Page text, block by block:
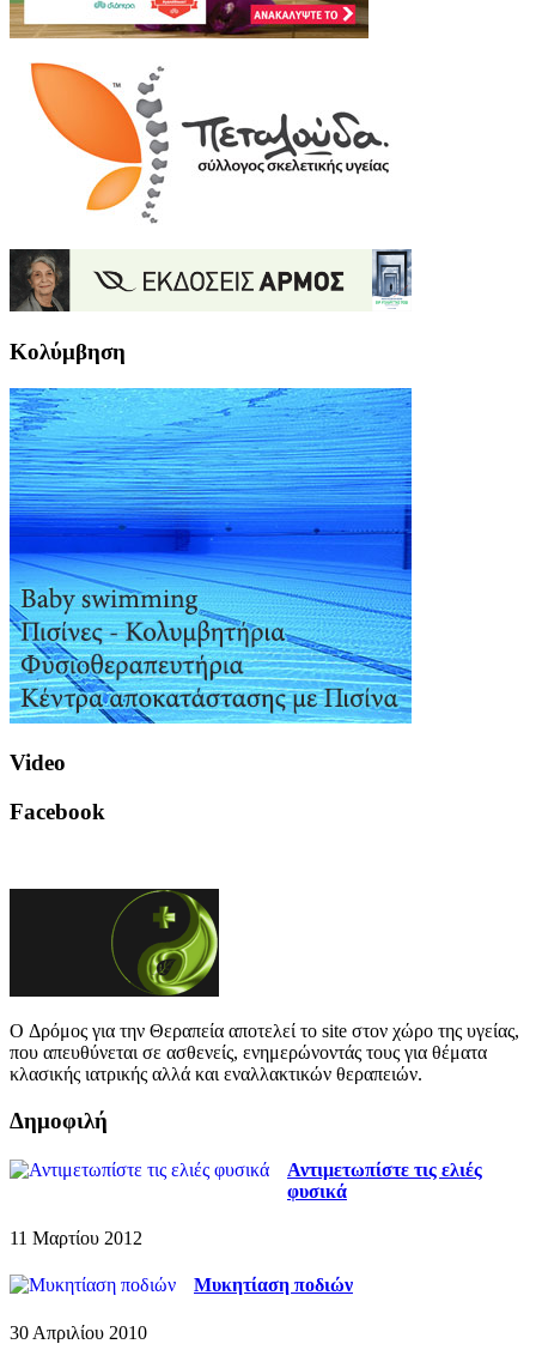
Κολύμβηση
Video
Facebook
O Δρόμος για την Θεραπεία αποτελεί το site στον χώρο της υγείας,
που απευθύνεται σε ασθενείς, ενημερώνοντάς τους για θέματα
κλασικής ιατρικής αλλά και εναλλακτικών θεραπειών.
Δημοφιλή
Αντιμετωπίστε τις ελιές
φυσικά
11 Μαρτίου 2012
Μυκητίαση ποδιών
30 Απριλίου 2010